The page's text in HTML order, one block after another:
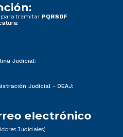
para tramitar PQRSDF
Judicial:
Judicial - DEAJ:
electrónico
Judiciales)